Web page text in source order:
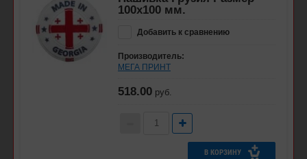
100х100 мм.
Добавить к сравнению
Производитель:
МЕГА ПРИНТ
518.00 руб.
В КОРЗИНУ